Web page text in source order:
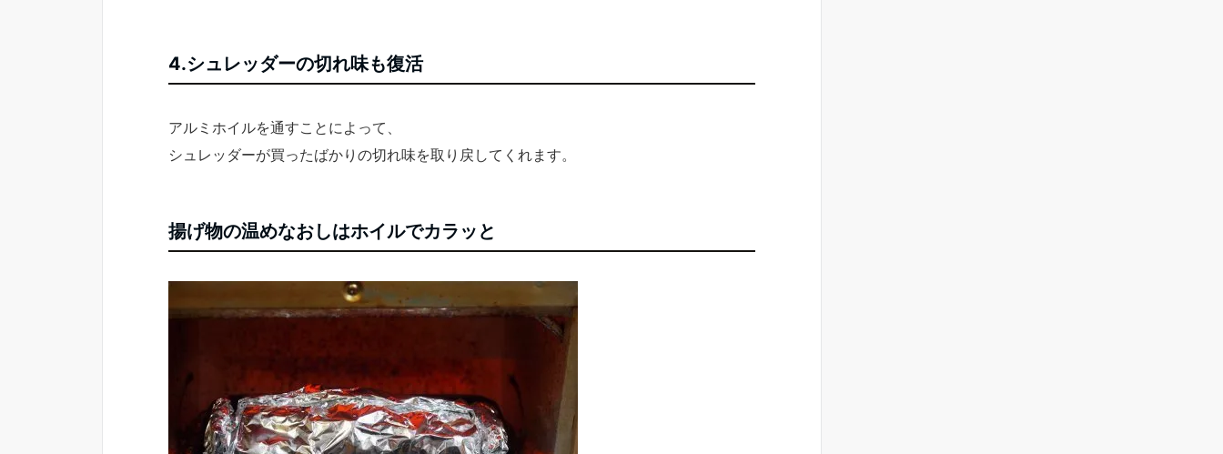
4.シュレッダーの切れ味も復活
アルミホイルを通すことによって、
シュレッダーが買ったばかりの切れ味を取り戻してくれます。
揚げ物の温めなおしはホイルでカラッと